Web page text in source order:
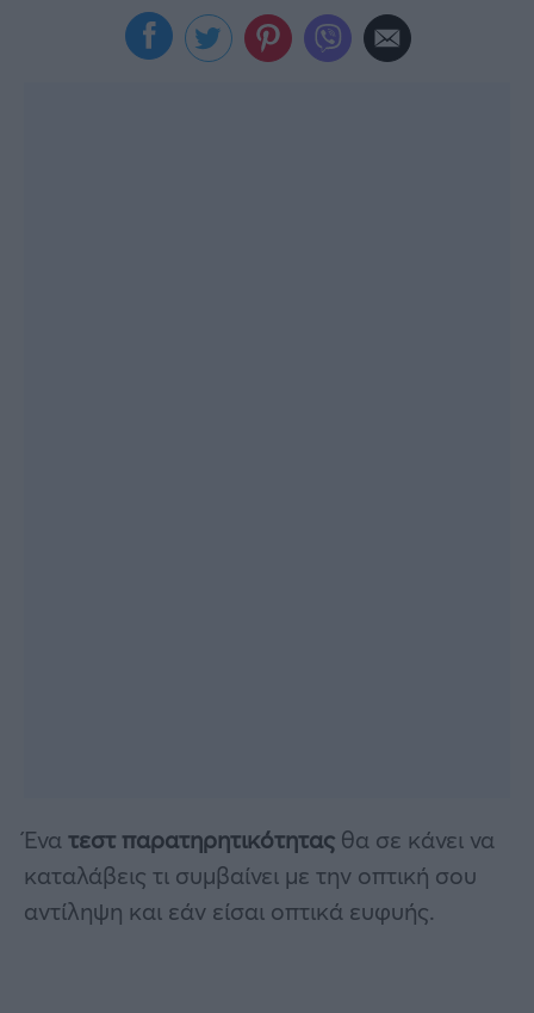
Ένατεστ παρατηρητικότητας θα σε κάνει να
καταλάβεις τι συμβαίνει με την οπτική σου
αντίληψη και εάν είσαι οπτικά ευφυής.